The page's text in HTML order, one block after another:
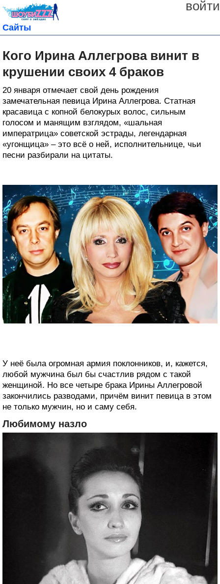
войти
Сайты
Кого Ирина Аллегрова винит в
крушении своих 4 браков
20 января отмечает свой день рождения
замечательная певица Ирина Аллегрова. Статная
красавица с копной белокурых волос, сильным
голосом и манящим взглядом, «шальная
императрица» советской эстрады, легендарная
«угонщица» – это всё о ней, исполнительнице, чьи
песни разбирали на цитаты.
У неё была огромная армия поклонников, и, кажется,
любой мужчина был бы счастлив рядом с такой
женщиной. Но все четыре брака Ирины Аллегровой
закончились разводами, причём винит певица в этом
не только мужчин, но и саму себя.
Любимому назло